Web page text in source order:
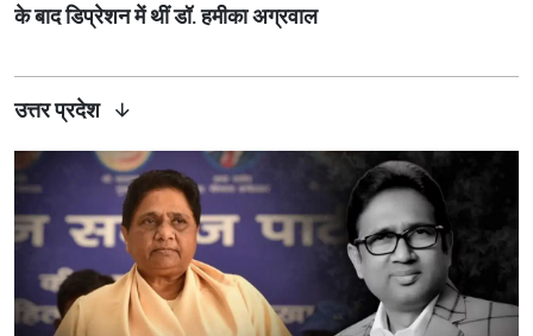
के बाद डिप्रेशन में थीं डॉ. हमीका अग्रवाल
उत्तर प्रदेश